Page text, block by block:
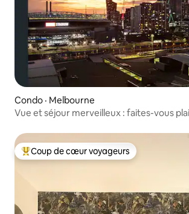
Condo · Melbourne
Vue et séjour merveilleux : faites-vous
Coup de cœur voyageurs parmi les plus
Coup de cœur voyageurs